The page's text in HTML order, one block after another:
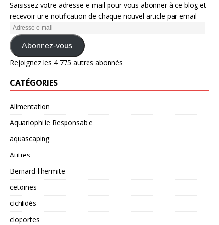
Saisissez votre adresse e-mail pour vous abonner à ce blog et
recevoir une notification de chaque nouvel article par email.
Abonnez-vous
Rejoignez les 4 775 autres abonnés
CATÉGORIES
Alimentation
Aquariophilie Responsable
aquascaping
Autres
Bernard-l'hermite
cetoines
cichlidés
cloportes